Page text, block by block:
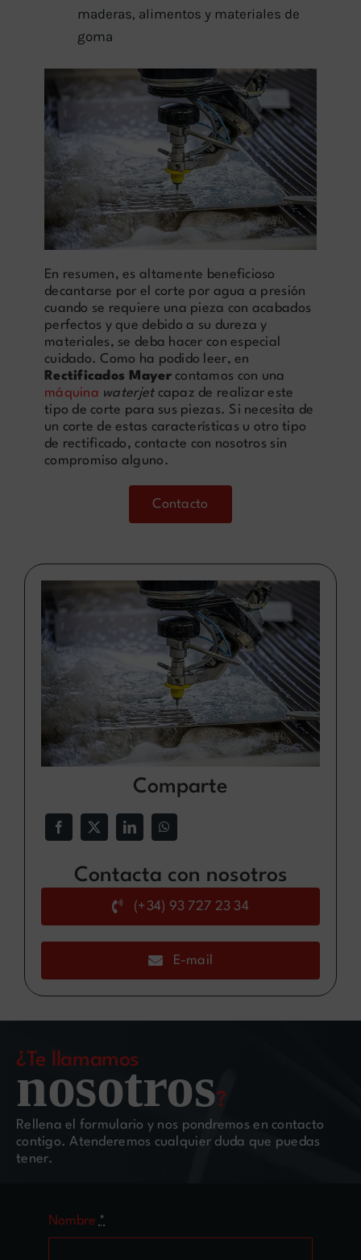
Comparte
Contacta con nosotros
(+34) 93 727 23 34
E-mail
maderas, alimentos y materiales de
goma
En resumen, es altamente beneficioso
decantarse por el corte por agua a presión
cuando se requiere una pieza con acabados
perfectos y que debido a su dureza y
materiales, se deba hacer con especial
cuidado. Como ha podido leer, en
Rectificados Mayercontamos con una
máquina waterjet capaz de realizar este
tipo de corte para sus piezas. Si necesita de
un corte de estas características u otro tipo
de rectificado, contacte con nosotros sin
compromiso alguno.
Contacto
¿Te llamamos
nosotros?
Rellena el formulario y nos pondremos en contacto
contigo. Atenderemos cualquier duda que puedas
tener.
Nombre *